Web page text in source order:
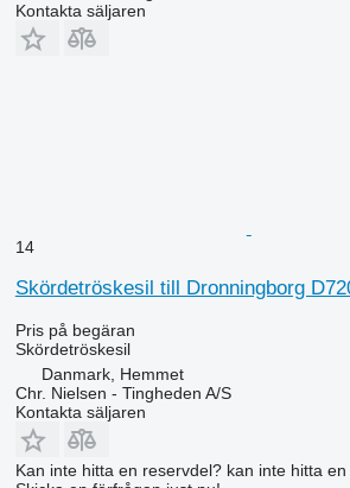
Kontakta säljaren
14
Skördetröskesil till Dronningborg
Pris på begäran
Skördetröskesil
Danmark, Hemmet
Chr. Nielsen - Tingheden A/S
Kontakta säljaren
Kan inte hitta en reservdel? kan inte hitta